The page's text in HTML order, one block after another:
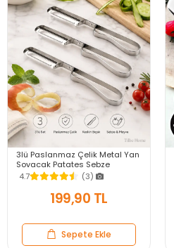
3lü Paslanmaz Çelik Metal Yan
Soyacak Patates Sebze
Salatalık Havuç Soyacağı
Mutfak Soyma Aparatı
4.7 (3)
199,90 TL
Sepete Ekle